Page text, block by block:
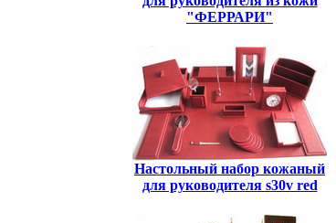
"ФЕРРАРИ"
Настольный набор кожаный
для руководителя s30v red